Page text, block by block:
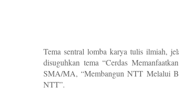
Tema sentral lomba karya tulis ilmiah,
disuguhkan tema “Cerdas
SMA/MA, “Membangun NTT Melalui
NTT”.